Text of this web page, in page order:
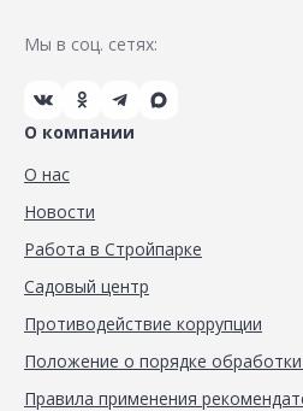
Мы в соц. сетях:
О компании
О нас
Новости
Работа в Стройпарке
Садовый центр
Противодействие коррупции
Положение о порядке
Правила применения